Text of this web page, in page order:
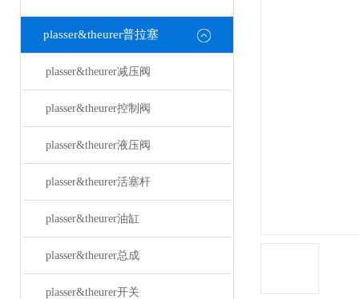
plasser&theurer普拉塞
plasser&theurer减压阀
plasser&theurer控制阀
plasser&theurer液压阀
plasser&theurer活塞杆
plasser&theurer油缸
plasser&theurer总成
plasser&theurer开关